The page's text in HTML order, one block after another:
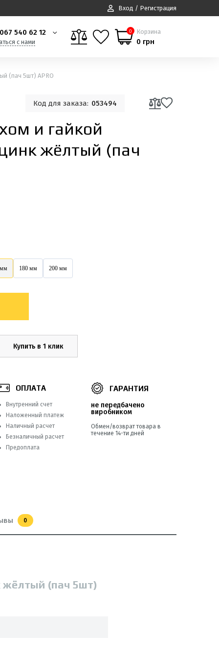
Вход / Регистрация
540 62 12
с нами
0 Корзина
0 грн
(пач 5шт) APRO
Код для заказа: 053494
и гайкой
жёлтый (пач
180 мм 200 мм
Купить в 1 клик
ОПЛАТА
Внутренний счет
Наложенный платеж
Наличный расчет
Безналичный расчет
Предоплата
ГАРАНТИЯ
не передбачено
виробником
Обмен/возврат товара в
течение 14-ти дней
0
жёлтый (пач 5шт)